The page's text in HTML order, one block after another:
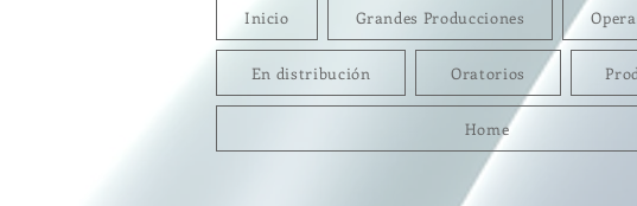
Inicio Grandes Producciones
En distribución Oratorios
Home